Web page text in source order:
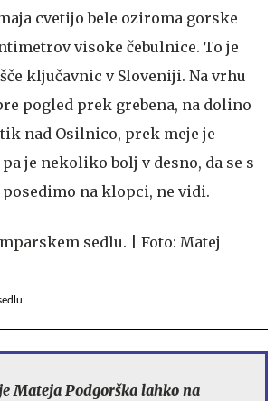
cvetijo bele oziroma gorske
visoke čebulnice. To je
ključavnic v Sloveniji. Na vrhu
pogled prek grebena, na dolino
nad Osilnico, prek meje je
je nekoliko bolj v desno, da se s
na klopci, ne vidi.
Mateja Podgorška lahko na